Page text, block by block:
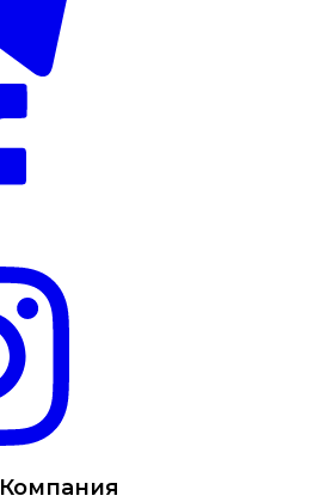
Компания